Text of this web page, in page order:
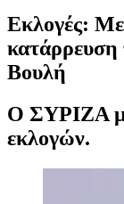
Εκλογές:
Βουλή
Ο ΣΥΡΙΖΑ
εκλογών.